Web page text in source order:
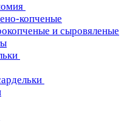
копченые
и сыровяленые